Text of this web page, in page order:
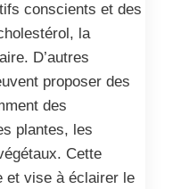
conscients et des
la
D’autres
proposer des
des
plantes, les
Cette
et vise à éclairer le